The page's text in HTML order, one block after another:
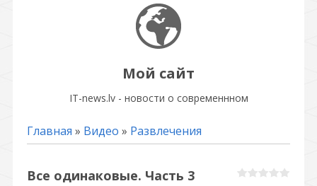
Мой сайт
IT-news.lv - новости о современнном
Главная » Видео » Развлечения
Все одинаковые. Часть 3